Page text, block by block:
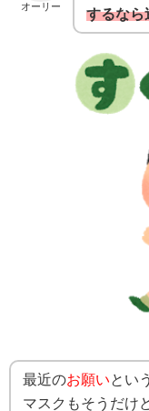
オーリー
するなら
最近のお願い とい
マスクもそうだけ